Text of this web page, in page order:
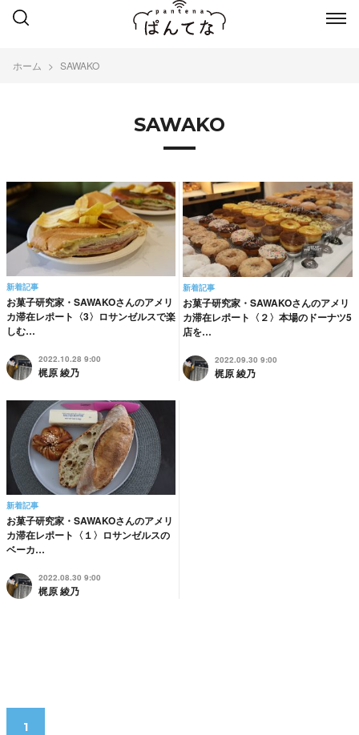
ホーム SAWAKO
SAWAKO
新着記事
お菓子研究家・SAWAKOさんのアメリ
カ滞在レポート〈3〉ロサンゼルスで楽
しむ…
2022.10.28 9:00
梶原 綾乃
新着記事
お菓子研究家・SAWAKOさんのアメリ
カ滞在レポート〈２〉本場のドーナツ5
店を…
2022.09.30 9:00
梶原 綾乃
新着記事
お菓子研究家・SAWAKOさんのアメリ
カ滞在レポート〈１〉ロサンゼルスの
ベーカ…
2022.08.30 9:00
梶原 綾乃
1